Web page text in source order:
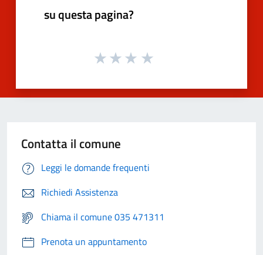
su questa pagina?
Contatta il comune
Leggi le domande frequenti
Richiedi Assistenza
Chiama il comune 035 471311
Prenota un appuntamento